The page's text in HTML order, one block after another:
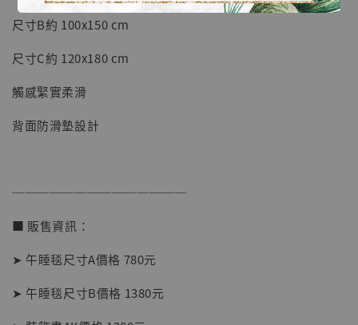
尺寸B約 100x150 cm
尺寸C約 120x180 cm
觸感緊實柔滑
背面防滑墊設計
──────────────
■ 販售資訊：
➤ 午睡毯尺寸A價格 780元
➤ 午睡毯尺寸B價格 1380元